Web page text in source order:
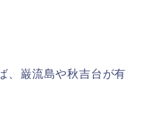
、巌流島や秋吉台が有